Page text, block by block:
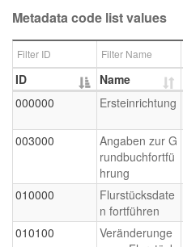
Metadata code list values
ID Name
000000
Ersteinrichtung
003000
Angaben zur G
rundbuchfortfü
hrung
010000
Flurstücksdate
n fortführen
010100
Veränderunge